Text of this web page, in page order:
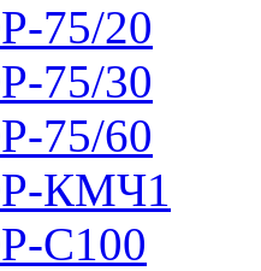
75/20
75/30
75/60
КМЧ1
С100